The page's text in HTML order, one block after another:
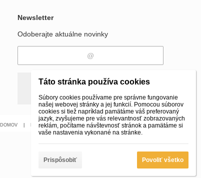
Newsletter
Odoberajte aktuálne novinky
DOMOV Kontakt| E-SHOP|
Táto stránka používa cookies
Súbory cookies používame pre správne fungovanie
našej webovej stránky a jej funkcií. Pomocou súborov
cookies si tiež napríklad pamätáme váš preferovaný
jazyk, zvyšujeme pre vás relevantnosť zobrazovaných
reklám, počítame návštevnosť stránok a pamätáme si
vaše nastavenia vykonané na stránke.
Prispôsobiť Povoliť všetko